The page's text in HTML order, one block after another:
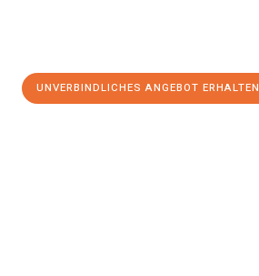
UNVERBINDLICHES ANGEBOT ERHALTEN